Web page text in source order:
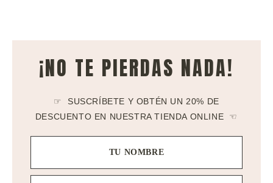
¡NO TE PIERDAS NADA!
☞ SUSCRÍBETE Y OBTÉN UN 20% DE
DESCUENTO EN NUESTRA TIENDA ONLINE ☜
TU NOMBRE